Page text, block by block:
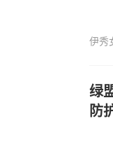
伊秀
绿
防